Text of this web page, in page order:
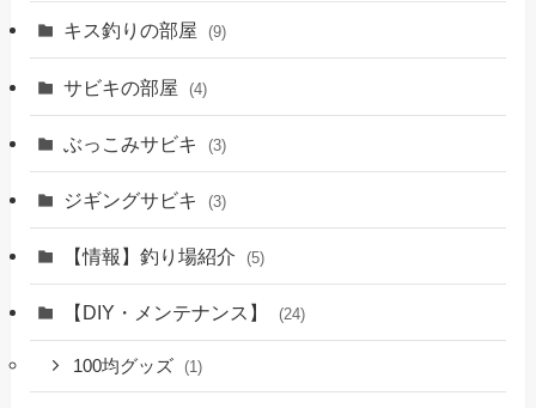
キス釣りの部屋 (9)
サビキの部屋 (4)
ぶっこみサビキ (3)
ジギングサビキ (3)
【情報】釣り場紹介 (5)
【DIY・メンテナンス】 (24)
100均グッズ (1)